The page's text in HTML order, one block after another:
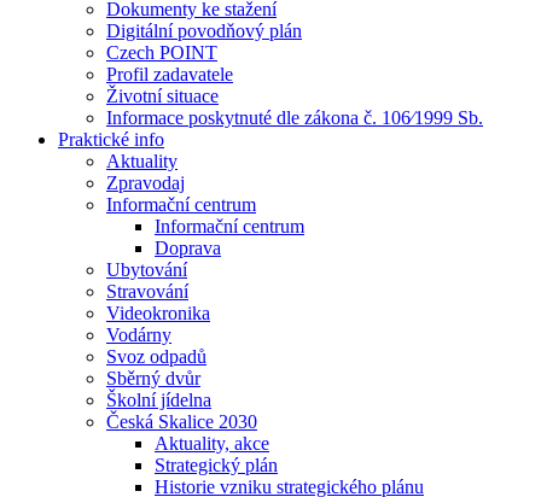
Dokumenty ke stažení
Digitální povodňový plán
Czech POINT
Profil zadavatele
Životní situace
Informace poskytnuté dle zákona č. 106⁄1999 Sb.
Praktické info
Aktuality
Zpravodaj
Informační centrum
Informační centrum
Doprava
Ubytování
Stravování
Videokronika
Vodárny
Svoz odpadů
Sběrný dvůr
Školní jídelna
Česká Skalice 2030
Aktuality, akce
Strategický plán
Historie vzniku strategického plánu